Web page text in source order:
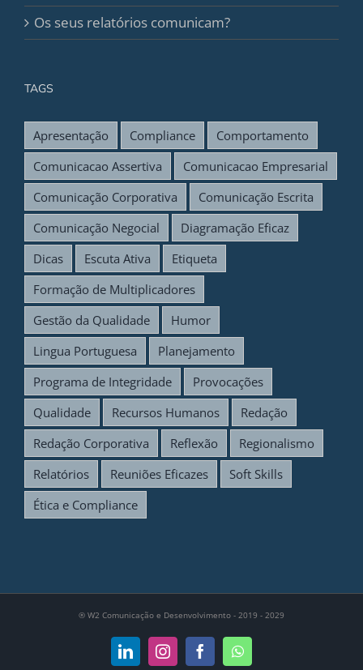
Os seus relatórios comunicam?
TAGS
Apresentação Compliance
Comportamento
Comunicacao Assertiva
Comunicacao Empresarial
Comunicação Corporativa
Comunicação Escrita
Comunicação Negocial
Diagramação Eficaz
Dicas
Escuta Ativa
Etiqueta
Formação de Multiplicadores
Gestão da Qualidade
Humor
Lingua Portuguesa
Planejamento
Programa de Integridade
Provocações
Qualidade
Recursos Humanos
Redação
Redação Corporativa
Reflexão
Regionalismo
Relatórios
Reuniões Eficazes
Soft Skills
Ética e Compliance
® W2 Comunicação e Desenvolvimento - 2019 - 2029
LinkedInInstagramFacebookWhatsApp